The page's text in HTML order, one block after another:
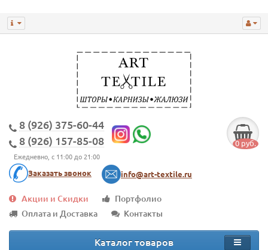
8 (926) 375-60-44
8 (926) 157-85-08
Ежедневно, с 11:00 до 21:00
Заказать звонок info@art-textile.ru
0 руб.
Акции и Скидки
Портфолио
Оплата и Доставка
Контакты
Каталог товаров